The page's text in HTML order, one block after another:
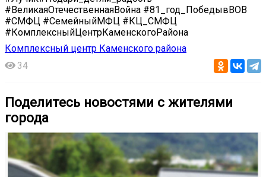
#ВеликаяОтечественнаяВойна #81_год_ПобедывВОВ
#СМФЦ #СемейныйМФЦ #КЦ_СМФЦ
#КомплексныйЦентрКаменскогоРайона
Комплексный центр Каменского района
34
Поделитесь новостями с жителями
города